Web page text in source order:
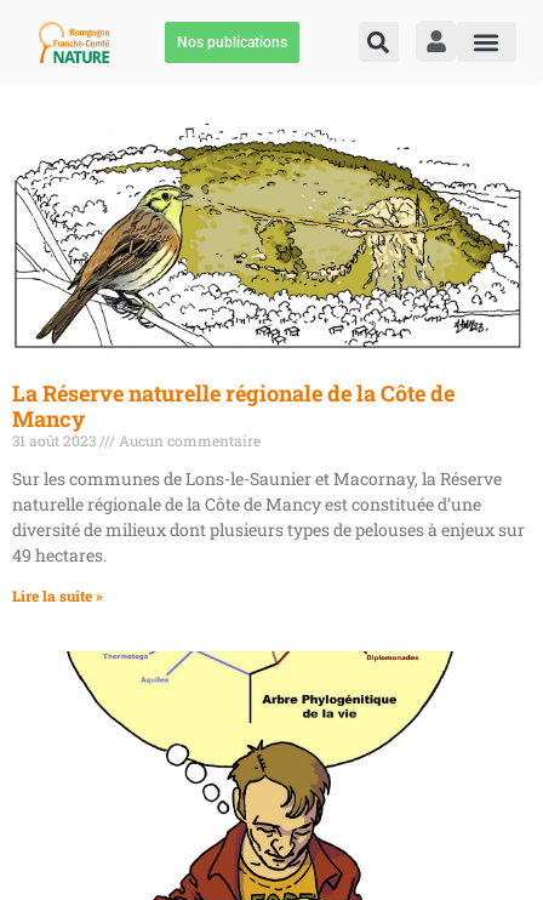
Nos publications
La Réserve naturelle régionale de la Côte de
Mancy
31 août 2023 Aucun commentaire
Sur les communes de Lons-le-Saunier et Macornay, la Réserve
naturelle régionale de la Côte de Mancy est constituée d’une
diversité de milieux dont plusieurs types de pelouses à enjeux sur
49 hectares.
Lire la suite »